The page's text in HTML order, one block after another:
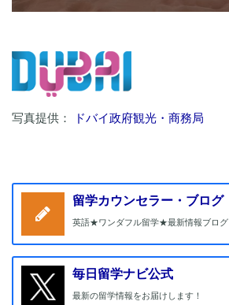
写真提供： ドバイ政府観光・商務局
留学カウンセラー・ブログ
英語★ワンダフル留学★最新情報ブログ
毎日留学ナビ公式
最新の留学情報をお届けします！